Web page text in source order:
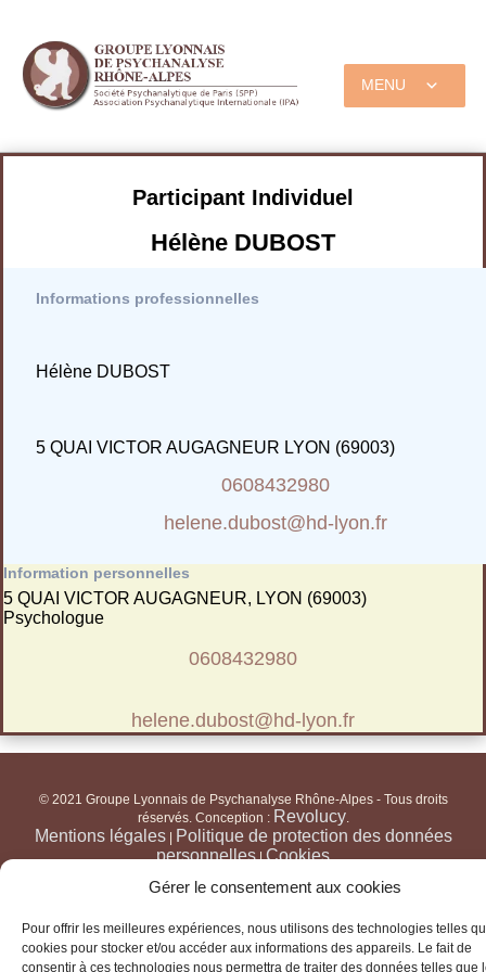
Gérer le consentement aux cookies
Pour offrir les meilleures expériences, nous utilisons des technologies telles
cookies pour stocker et/ou accéder aux informations des appareils. Le fait de
consentir à ces technologies nous permettra de traiter des données telles que
MENU
Participant Individuel
Hélène DUBOST
Informations professionnelles
Hélène DUBOST
5 QUAI VICTOR AUGAGNEUR LYON (69003)
0608432980
helene.dubost@hd-lyon.fr
Information personnelles
5 QUAI VICTOR AUGAGNEUR, LYON (69003)
Psychologue
0608432980
helene.dubost@hd-lyon.fr
© 2021 Groupe Lyonnais de Psychanalyse Rhône-Alpes - Tous droits
réservés. Conception : Revolucy.
Mentions légales| Politique de protection des données
personnelles|Cookies